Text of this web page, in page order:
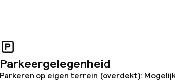
Parkeergelegenheid
Parkeren op eigen terrein (overdekt): Mogelijk